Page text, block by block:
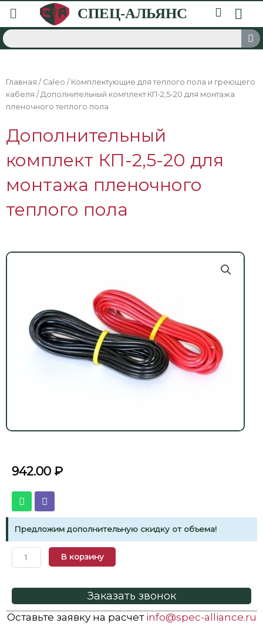
Главная / Caleo / Комплектующие для теплого пола и греющего
кабеля / Дополнительный комплект КП-2,5-20 для монтажа
пленочного теплого пола
Дополнительный
комплект КП-2,5-20 для
монтажа пленочного
теплого пола
942.00 ₽
Предложим дополнительную скидку от объема!
В корзину
Заказать звонок
Оставьте заявку на расчет info@spec-alliance.ru